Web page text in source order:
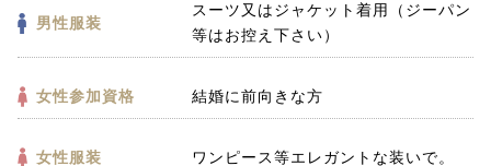
男性服装
スーツ又はジャケット着用（ジーパン
等はお控え下さい）
女性参加資格 結婚に前向きな方
女性服装 ワンピース等エレガントな装いで。